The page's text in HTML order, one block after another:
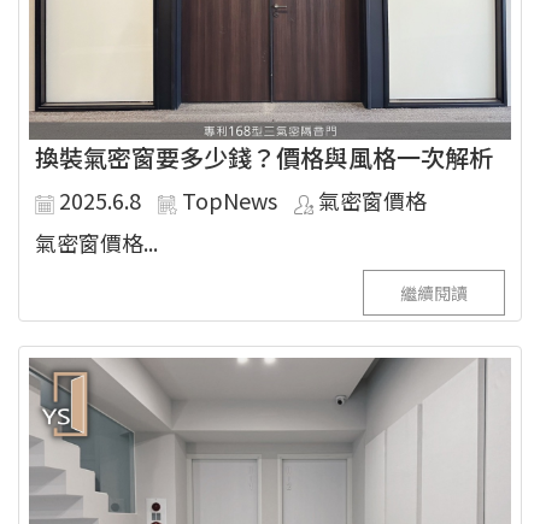
換裝氣密窗要多少錢？價格與風格一次解析
2025.6.8 TopNews
氣密窗價格
氣密窗價格...
繼續閱讀